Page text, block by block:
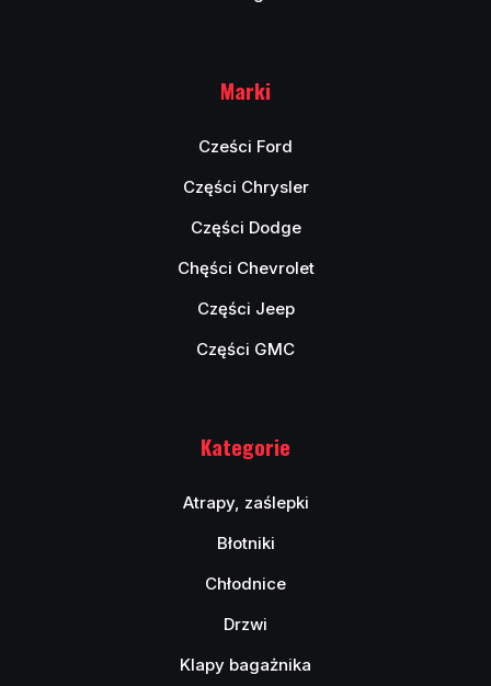
Marki
Cześci Ford
Części Chrysler
Części Dodge
Chęści Chevrolet
Części Jeep
Części GMC
Kategorie
Atrapy, zaślepki
Błotniki
Chłodnice
Drzwi
Klapy bagażnika